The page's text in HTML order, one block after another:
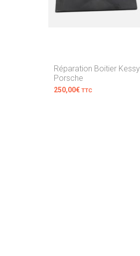
Réparation Boitier Kessy
Porsche
250,00€ TTC